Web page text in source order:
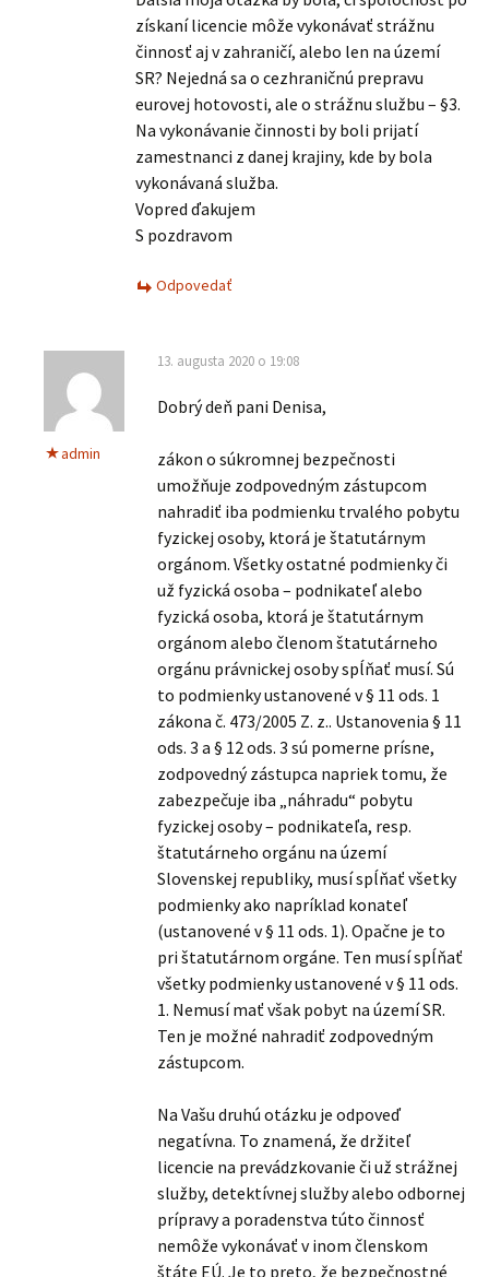
získaní licencie môže vykonávať strážnu
činnosť aj v zahraničí, alebo len na území
SR? Nejedná sa o cezhraničnú prepravu
eurovej hotovosti, ale o strážnu službu – §3.
Na vykonávanie činnosti by boli prijatí
zamestnanci z danej krajiny, kde by bola
vykonávaná služba.
Vopred ďakujem
S pozdravom
Odpovedať
admin
13. augusta 2020 o 19:08
Dobrý deň pani Denisa,
zákon o súkromnej bezpečnosti
umožňuje zodpovedným zástupcom
nahradiť iba podmienku trvalého pobytu
fyzickej osoby, ktorá je štatutárnym
orgánom. Všetky ostatné podmienky či
už fyzická osoba – podnikateľ alebo
fyzická osoba, ktorá je štatutárnym
orgánom alebo členom štatutárneho
orgánu právnickej osoby spĺňať musí. Sú
to podmienky ustanovené v § 11 ods. 1
zákona č. 473/2005 Z. z.. Ustanovenia § 11
ods. 3 a § 12 ods. 3 sú pomerne prísne,
zodpovedný zástupca napriek tomu, že
zabezpečuje iba „náhradu“ pobytu
fyzickej osoby – podnikateľa, resp.
štatutárneho orgánu na území
Slovenskej republiky, musí spĺňať všetky
podmienky ako napríklad konateľ
(ustanovené v § 11 ods. 1). Opačne je to
pri štatutárnom orgáne. Ten musí spĺňať
všetky podmienky ustanovené v § 11 ods.
1. Nemusí mať však pobyt na území SR.
Ten je možné nahradiť zodpovedným
zástupcom.
Na Vašu druhú otázku je odpoveď
negatívna. To znamená, že držiteľ
licencie na prevádzkovanie či už strážnej
služby, detektívnej služby alebo odbornej
prípravy a poradenstva túto činnosť
nemôže vykonávať v inom členskom
štáte EÚ. Je to preto, že bezpečnostné